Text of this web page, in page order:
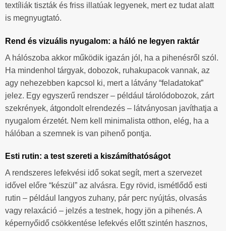
textíliák tiszták és friss illatúak legyenek, mert ez tudat alatt
is megnyugtató.
Rend és vizuális nyugalom: a háló ne legyen raktár
A hálószoba akkor működik igazán jól, ha a pihenésről szól.
Ha mindenhol tárgyak, dobozok, ruhakupacok vannak, az
agy nehezebben kapcsol ki, mert a látvány “feladatokat”
jelez. Egy egyszerű rendszer – például tárolódobozok, zárt
szekrények, átgondolt elrendezés – látványosan javíthatja a
nyugalom érzetét. Nem kell minimalista otthon, elég, ha a
hálóban a szemnek is van pihenő pontja.
Esti rutin: a test szereti a kiszámíthatóságot
A rendszeres lefekvési idő sokat segít, mert a szervezet
idővel előre “készül” az alvásra. Egy rövid, ismétlődő esti
rutin – például langyos zuhany, pár perc nyújtás, olvasás
vagy relaxáció – jelzés a testnek, hogy jön a pihenés. A
képernyőidő csökkentése lefekvés előtt szintén hasznos,